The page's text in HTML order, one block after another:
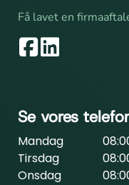
Få lavet en
Se vores
Mandag
Tirsdag
Onsdag